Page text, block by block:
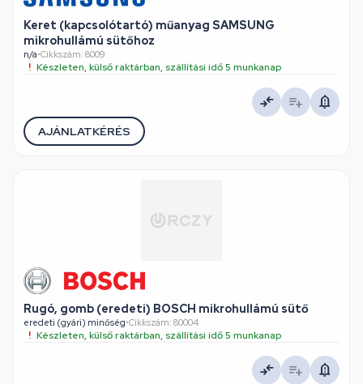
Keret (kapcsolótartó) műanyag SAMSUNG
mikrohullámú sütőhoz
n/a•Cikkszám: 8009
Készleten, külső raktárban, szállítási idő 5 munkanap
AJÁNLATKÉRÉS
Rugó, gomb (eredeti) BOSCH mikrohullámú sütő
eredeti (gyári) minőség•Cikkszám: 80004
Készleten, külső raktárban, szállítási idő 5 munkanap